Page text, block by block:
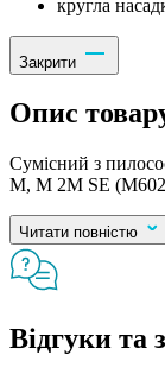
кругла
Закрити
Опис
Сумісний з
M, M 2M SE
Читати повністю
Відгуки та